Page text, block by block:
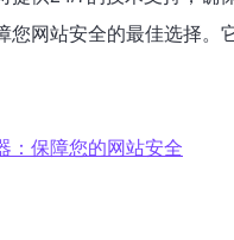
您网站安全的最佳选择
：保障您的网站安全